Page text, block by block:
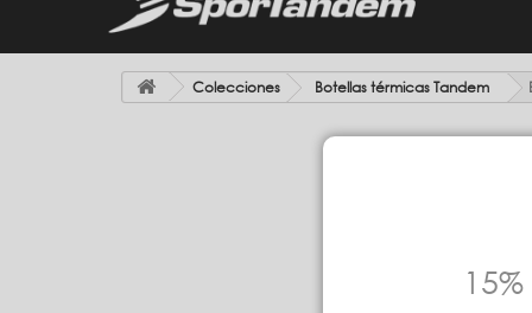
Colecciones Botellas térmicas Tandem
Vaso exterior de